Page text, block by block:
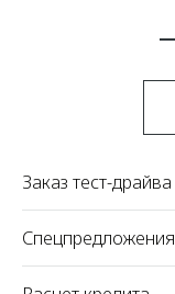
Заказ тест-драйва
Спецпредложения